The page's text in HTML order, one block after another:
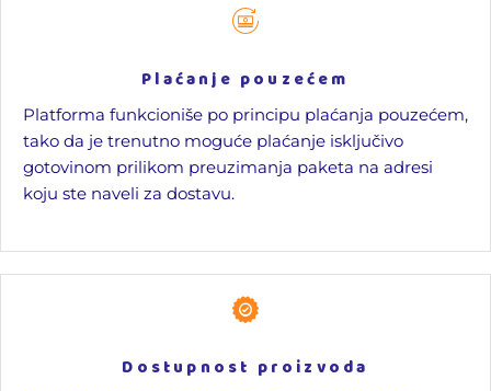
Plaćanje pouzećem
Platforma funkcioniše po principu plaćanja pouzećem,
tako da je trenutno moguće plaćanje isključivo
gotovinom prilikom preuzimanja paketa na adresi
koju ste naveli za dostavu.
Dostupnost proizvoda